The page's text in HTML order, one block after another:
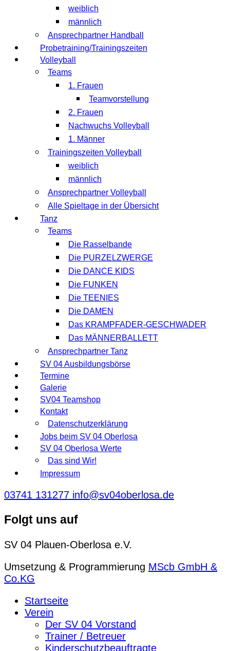
weiblich
männlich
Ansprechpartner Handball
Probetraining/Trainingszeiten
Volleyball
Teams
1. Frauen
Teamvorstellung
2. Frauen
Nachwuchs Volleyball
1. Männer
Trainingszeiten Volleyball
weiblich
männlich
Ansprechpartner Volleyball
Alle Spieltage in der Übersicht
Tanz
Teams
Die Rasselbande
Die PURZELZWERGE
Die DANCE KIDS
Die FUNKEN
Die TEENIES
Die DAMEN
Das KRAMPFADER-GESCHWADER
Das MÄNNERBALLETT
Ansprechpartner Tanz
SV 04 Ausbildungsbörse
Termine
Galerie
SV04 Teamshop
Kontakt
Datenschutzerklärung
Jobs beim SV 04 Oberlosa
SV 04 Oberlosa Werte
Das sind Wir!
Impressum
03741 131277 info@sv04oberlosa.de
Folgt uns auf
SV 04 Plauen-Oberlosa e.V.
Umsetzung & Programmierung MScb GmbH &
Co.KG
Startseite
Verein
Der SV 04 Vorstand
Trainer / Betreuer
Kinderschutzbeauftragte